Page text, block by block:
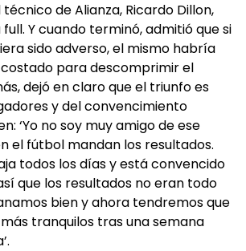
técnico de Alianza, Ricardo Dillon,
Y cuando terminó, admitió que si
sido adverso, el mismo habría
para descomprimir el
dejó en claro que el triunfo es
y del convencimiento
‘Yo no soy muy amigo de ese
el fútbol mandan los resultados.
todos los días y está convencido
que los resultados no eran todo
bien y ahora tendremos que
tranquilos tras una semana